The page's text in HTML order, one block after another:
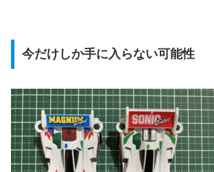
今だけしか手に入らない可能性